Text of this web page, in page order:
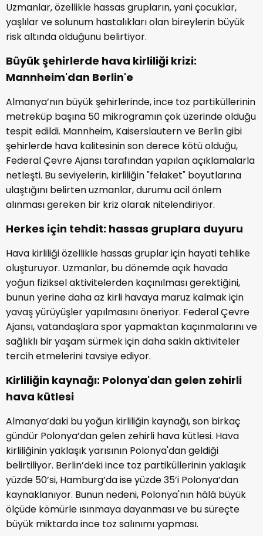
Uzmanlar, özellikle hassas grupların, yani çocuklar,
yaşlılar ve solunum hastalıkları olan bireylerin büyük
risk altında olduğunu belirtiyor.
Büyük şehirlerde hava kirliliği krizi:
Mannheim'dan Berlin'e
Almanya’nın büyük şehirlerinde, ince toz partiküllerinin
metreküp başına 50 mikrogramın çok üzerinde olduğu
tespit edildi. Mannheim, Kaiserslautern ve Berlin gibi
şehirlerde hava kalitesinin son derece kötü olduğu,
Federal Çevre Ajansı tarafından yapılan açıklamalarla
netleşti. Bu seviyelerin, kirliliğin "felaket" boyutlarına
ulaştığını belirten uzmanlar, durumu acil önlem
alınması gereken bir kriz olarak nitelendiriyor.
Herkes için tehdit: hassas gruplara duyuru
Hava kirliliği özellikle hassas gruplar için hayati tehlike
oluşturuyor. Uzmanlar, bu dönemde açık havada
yoğun fiziksel aktivitelerden kaçınılması gerektiğini,
bunun yerine daha az kirli havaya maruz kalmak için
yavaş yürüyüşler yapılmasını öneriyor. Federal Çevre
Ajansı, vatandaşlara spor yapmaktan kaçınmalarını ve
sağlıklı bir yaşam sürmek için daha sakin aktiviteler
tercih etmelerini tavsiye ediyor.
Kirliliğin kaynağı: Polonya'dan gelen zehirli
hava kütlesi
Almanya’daki bu yoğun kirliliğin kaynağı, son birkaç
gündür Polonya’dan gelen zehirli hava kütlesi. Hava
kirliliğinin yaklaşık yarısının Polonya'dan geldiği
belirtiliyor. Berlin’deki ince toz partiküllerinin yaklaşık
yüzde 50’si, Hamburg’da ise yüzde 35’i Polonya’dan
kaynaklanıyor. Bunun nedeni, Polonya'nın hâlâ büyük
ölçüde kömürle ısınmaya dayanması ve bu süreçte
büyük miktarda ince toz salınımı yapması.